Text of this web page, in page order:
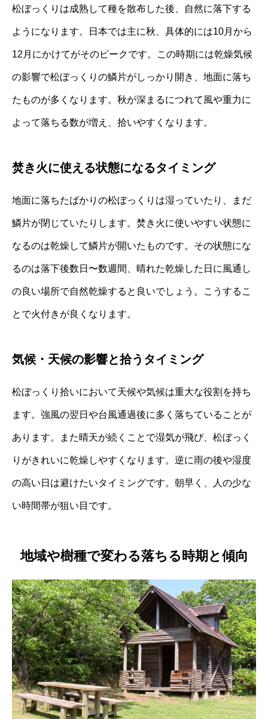
松ぼっくりは成熟して種を散布した後、自然に落下する
ようになります。日本では主に秋、具体的には10月から
12月にかけてがそのピークです。この時期には乾燥気候
の影響で松ぼっくりの鱗片がしっかり開き、地面に落ち
たものが多くなります。秋が深まるにつれて風や重力に
よって落ちる数が増え、拾いやすくなります。
焚き火に使える状態になるタイミング
地面に落ちたばかりの松ぼっくりは湿っていたり、まだ
鱗片が閉じていたりします。焚き火に使いやすい状態に
なるのは乾燥して鱗片が開いたものです。その状態にな
るのは落下後数日〜数週間、晴れた乾燥した日に風通し
の良い場所で自然乾燥すると良いでしょう。こうするこ
とで火付きが良くなります。
気候・天候の影響と拾うタイミング
松ぼっくり拾いにおいて天候や気候は重大な役割を持ち
ます。強風の翌日や台風通過後に多く落ちていることが
あります。また晴天が続くことで湿気が飛び、松ぼっく
りがきれいに乾燥しやすくなります。逆に雨の後や湿度
の高い日は避けたいタイミングです。朝早く、人の少な
い時間帯が狙い目です。
地域や樹種で変わる落ちる時期と傾向